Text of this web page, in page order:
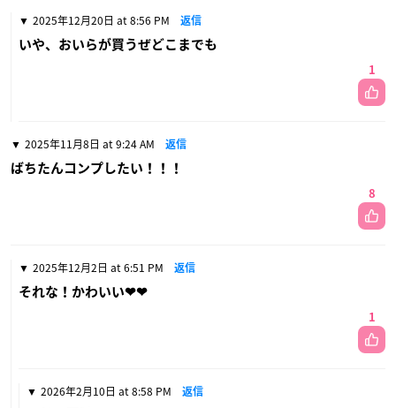
2025年12月20日 at 8:56 PM 返信
いや、おいらが買うぜどこまでも
1
2025年11月8日 at 9:24 AM 返信
ばちたんコンプしたい！！！
8
2025年12月2日 at 6:51 PM 返信
それな！かわいい❤❤
1
2026年2月10日 at 8:58 PM 返信